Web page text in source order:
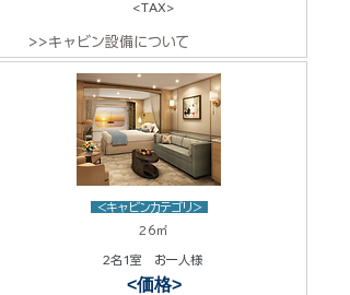
<TAX>
>>キャビン設備について
<キャビンカテゴリ>
26㎡
2名1室 お一人様
<価格>